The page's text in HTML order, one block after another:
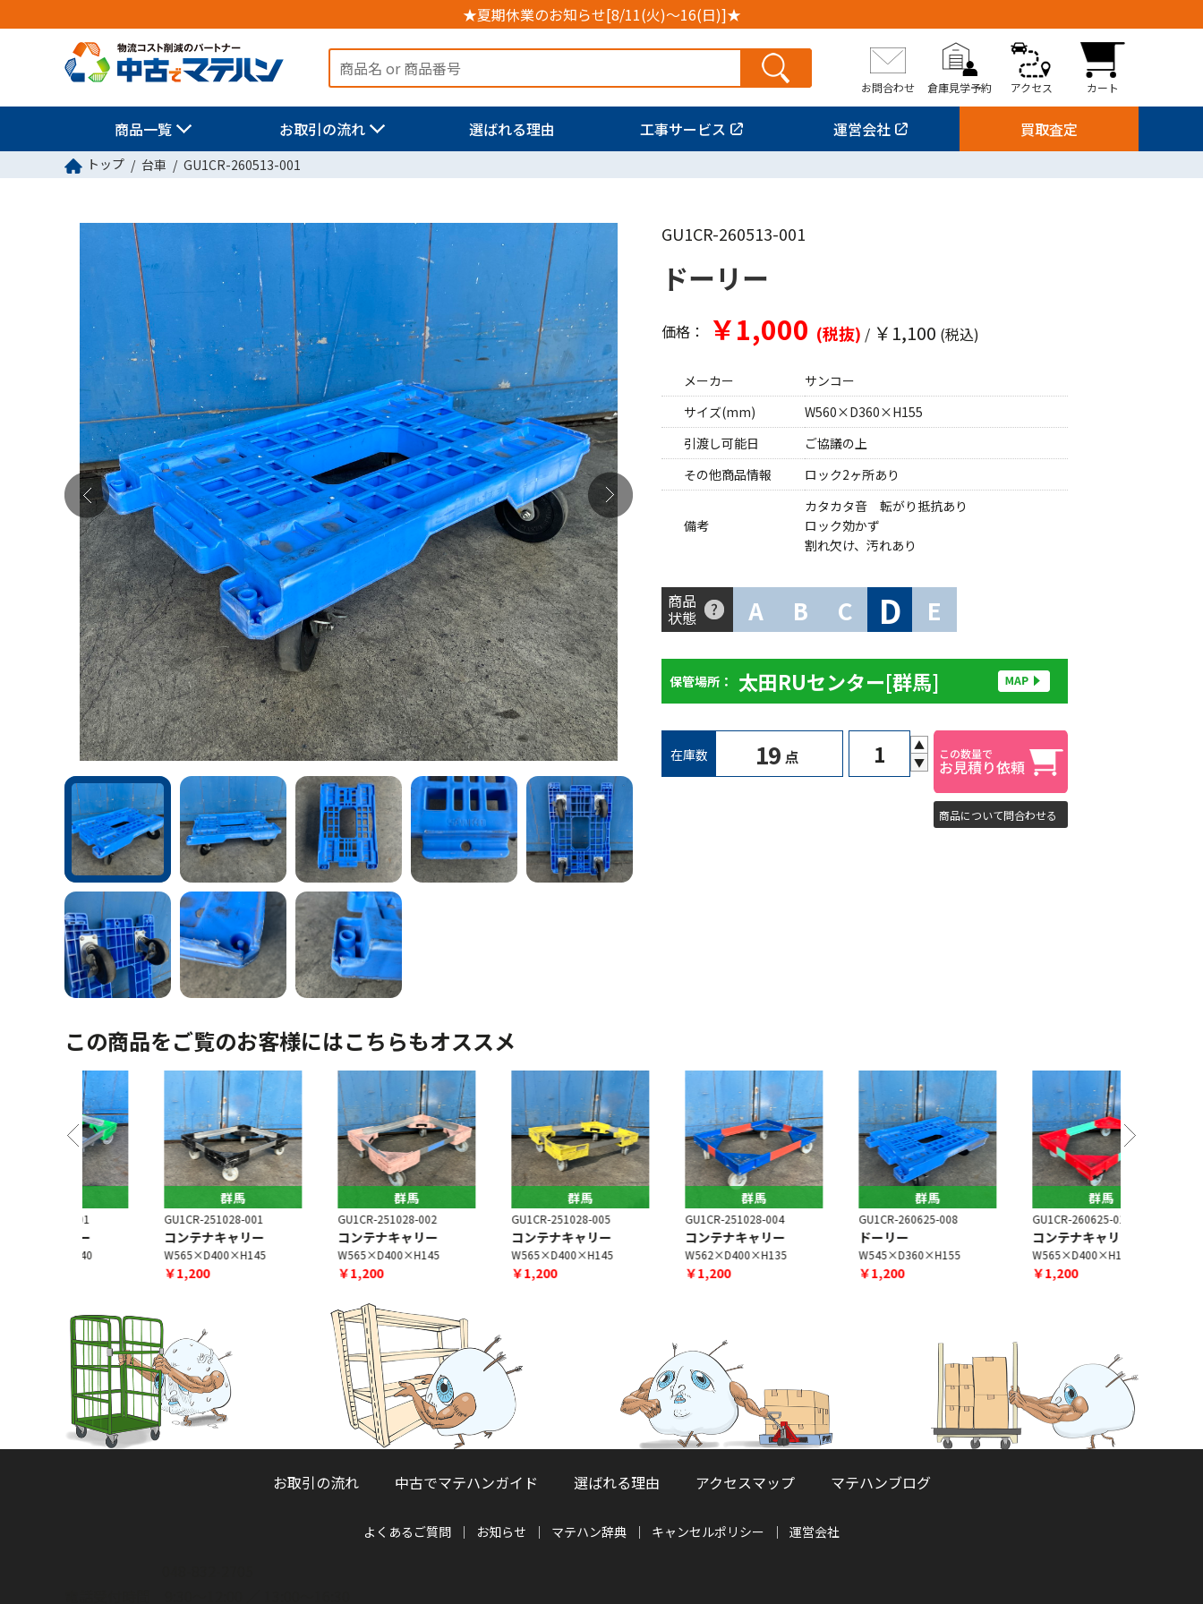
★夏期休業のお知らせ[8/11(火)～16(日)]★
お問合わせ 倉庫見学予約 アクセス カート
商品一覧 お取引の流れ 選ばれる理由 工事サービス 運営会社 買取査定
トップ 台車 GU1CR-260513-001
GU1CR-260513-001
ドーリー
価格： ￥1,000 (税抜) / ￥1,100 (税込)
メーカー
サンコー
サイズ(mm)
W560×D360×H155
引渡し可能日
ご協議の上
その他商品情報
ロック2ヶ所あり
備考
カタカタ音 転がり抵抗あり
ロック効かず
割れ欠け、汚れあり
商品
状態 A B C D E
保管場所： 太田RUセンター[群馬]
在庫数 19 点
▲
▼
商品について問合わせる
この商品をご覧のお客様にはこちらもオススメ
GU1CR-251028-001
コンテナキャリー
W565×D400×H145
GU1CR-251028-002
コンテナキャリー
W565×D400×H145
GU1CR-251028-005
コンテナキャリー
W565×D400×H145
GU1CR-251028-004
コンテナキャリー
W562×D400×H135
GU1CR-260625-008
W545×D360×H155
GU1CR-260625-012
コンテナキャリー
W565×D400×H130
お取引の流れ 中古でマテハンガイド 選ばれる理由 アクセスマップ マテハンブログ
よくあるご質問 お知らせ マテハン辞典 キャンセルポリシー 運営会社